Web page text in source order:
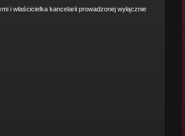
i właścicielka kancelarii prowadzonej wyłącznie